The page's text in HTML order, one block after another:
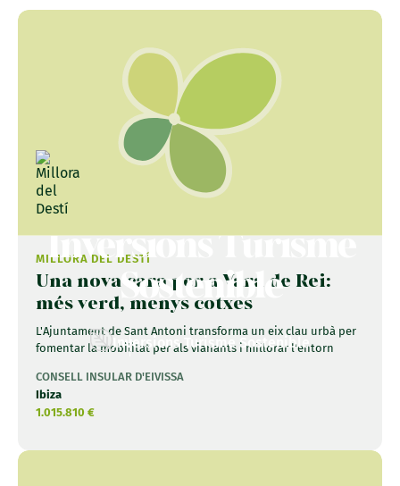
Inversions Turisme
Sostenible
Inversions Turisme Sostenible
MILLORA DEL DESTÍ
Una nova cara per a Vara de Rei:
més verd, menys cotxes
L'Ajuntament de Sant Antoni transforma un eix clau urbà per
fomentar la mobilitat per als vianants i millorar l'entorn
CONSELL INSULAR D'EIVISSA
Ibiza
1.015.810 €